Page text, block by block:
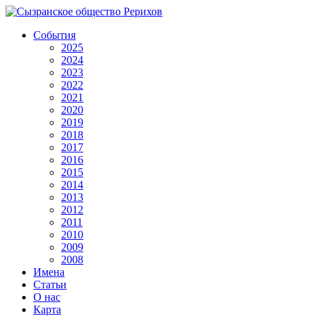
События
2025
2024
2023
2022
2021
2020
2019
2018
2017
2016
2015
2014
2013
2012
2011
2010
2009
2008
Имена
Статьи
О нас
Карта